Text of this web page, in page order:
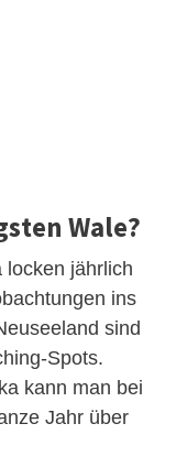
Wale?
locken jährlich
ins
sind
Spots.
kann man bei
Jahr über